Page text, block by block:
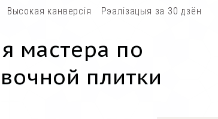
Высокая канверсія Рэалізацыя за 30 дзён
мастера по
плитки